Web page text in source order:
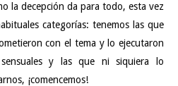
la decepción da para todo, esta vez
categorías: tenemos las que
con el tema y lo ejecutaron
y las que ni siquiera lo
¡comencemos!